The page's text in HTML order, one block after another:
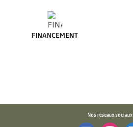
FINANCEMENT
Nos réseaux sociaux